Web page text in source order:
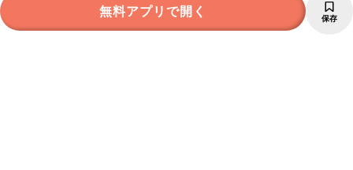
無料アプリで開く 保存